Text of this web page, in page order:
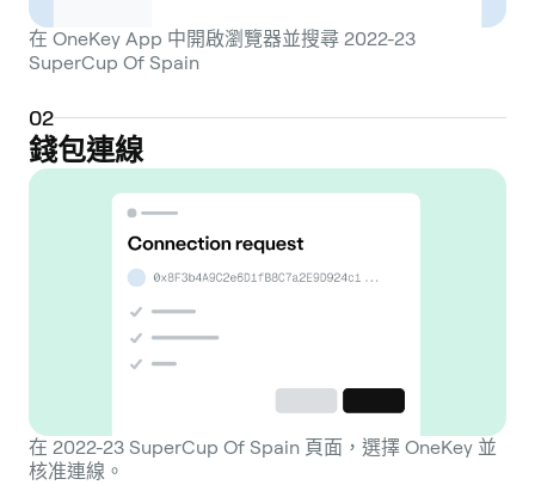
在 OneKey App 中開啟瀏覽器並搜尋 2022-23
SuperCup Of Spain
02
錢包連線
在 2022-23 SuperCup Of Spain 頁面，選擇 OneKey 並
核准連線。